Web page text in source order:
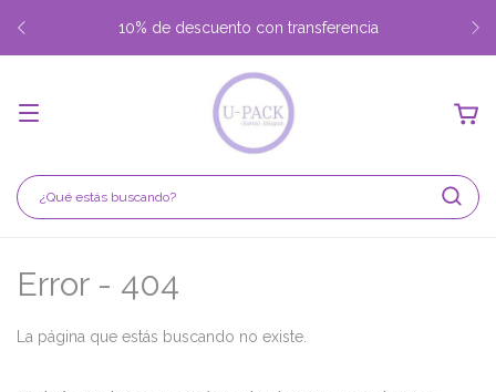
10% de descuento con transferencia
Error - 404
La página que estás buscando no existe.